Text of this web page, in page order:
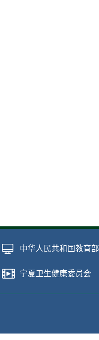
中华人民共和国教育部
宁夏卫生健康委员会